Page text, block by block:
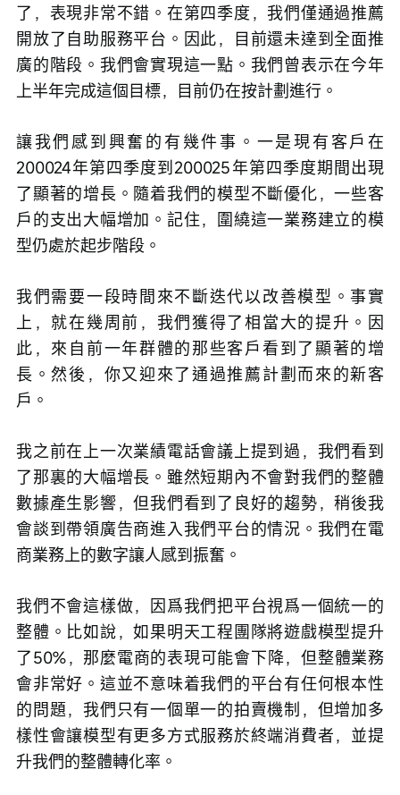
了，表現非常不錯。在第四季度，我們僅通過推薦
開放了自助服務平台。因此，目前還未達到全面推
廣的階段。我們會實現這一點。我們曾表示在今年
上半年完成這個目標，目前仍在按計劃進行。
讓我們感到興奮的有幾件事。一是現有客戶在
200024年第四季度到200025年第四季度期間出現
了顯著的增長。隨着我們的模型不斷優化，一些客
戶的支出大幅增加。記住，圍繞這一業務建立的模
型仍處於起步階段。
我們需要一段時間來不斷迭代以改善模型。事實
上，就在幾周前，我們獲得了相當大的提升。因
此，來自前一年群體的那些客戶看到了顯著的增
長。然後，你又迎來了通過推薦計劃而來的新客
戶。
我之前在上一次業績電話會議上提到過，我們看到
了那裏的大幅增長。雖然短期內不會對我們的整體
數據產生影響，但我們看到了良好的趨勢，稍後我
會談到帶領廣告商進入我們平台的情況。我們在電
商業務上的數字讓人感到振奮。
我們不會這樣做，因爲我們把平台視爲一個統一的
整體。比如說，如果明天工程團隊將遊戲模型提升
了50%，那麼電商的表現可能會下降，但整體業務
會非常好。這並不意味着我們的平台有任何根本性
的問題，我們只有一個單一的拍賣機制，但增加多
樣性會讓模型有更多方式服務於終端消費者，並提
升我們的整體轉化率。